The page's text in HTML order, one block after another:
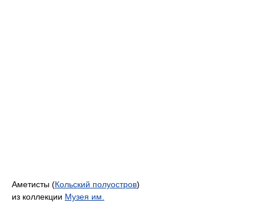
Аметисты (Кольский полуостров)
из коллекции Музея им.